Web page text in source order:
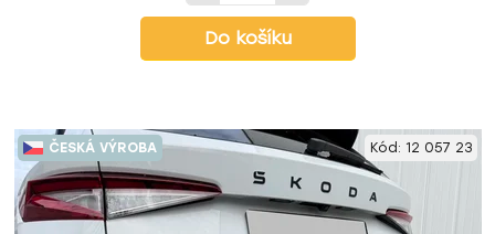
Do košíku
ČESKÁ VÝROBA Kód: 12 057 23